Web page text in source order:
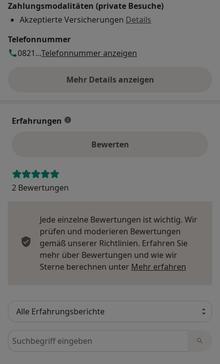
Zahlungsmodalitäten (private Besuche)
Akzeptierte Versicherungen Details
Telefonnummer
0821...Telefonnummer anzeigen
Mehr Details anzeigen
über die Adresse
Erfahrungen
Bewerten
2 Bewertungen
Jede einzelne Bewertungen ist wichtig. Wir
prüfen und moderieren Bewertungen
gemäß unserer Richtlinien. Erfahren Sie
mehr über Bewertungen und wie wir
Sterne berechnen unter Mehr erfahren
Bewertungen durchsuchen